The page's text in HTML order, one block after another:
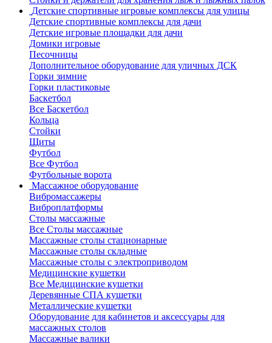
Детские спортивные игровые комплексы для улицы
Детские спортивные комплексы для дачи
Детские игровые площадки для дачи
Домики игровые
Песочницы
Дополнительное оборудование для уличных ДСК
Горки зимние
Горки пластиковые
Баскетбол
Все Баскетбол
Кольца
Стойки
Щиты
Футбол
Все Футбол
Футбольные ворота
Массажное оборудование
Вибромассажеры
Виброплатформы
Столы массажные
Все Столы массажные
Массажные столы стационарные
Массажные столы складные
Массажные столы с электроприводом
Медицинские кушетки
Все Медицинские кушетки
Деревянные СПА кушетки
Металлические кушетки
Оборудование для кабинетов и аксессуары для
массажных столов
Массажные валики